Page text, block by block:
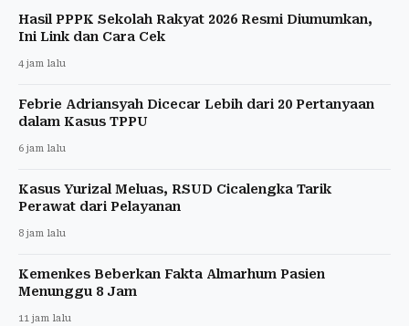
Hasil PPPK Sekolah Rakyat 2026 Resmi Diumumkan,
Ini Link dan Cara Cek
4 jam lalu
Febrie Adriansyah Dicecar Lebih dari 20 Pertanyaan
dalam Kasus TPPU
6 jam lalu
Kasus Yurizal Meluas, RSUD Cicalengka Tarik
Perawat dari Pelayanan
8 jam lalu
Kemenkes Beberkan Fakta Almarhum Pasien
Menunggu 8 Jam
11 jam lalu